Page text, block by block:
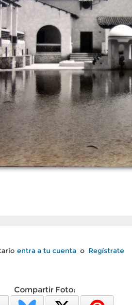
entra a tu cuenta o Regístrate
Compartir Foto: